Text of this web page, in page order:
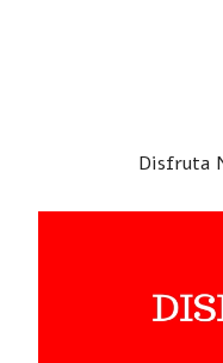
Disfruta